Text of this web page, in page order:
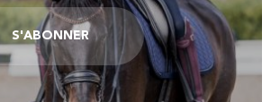
S'ABONNER